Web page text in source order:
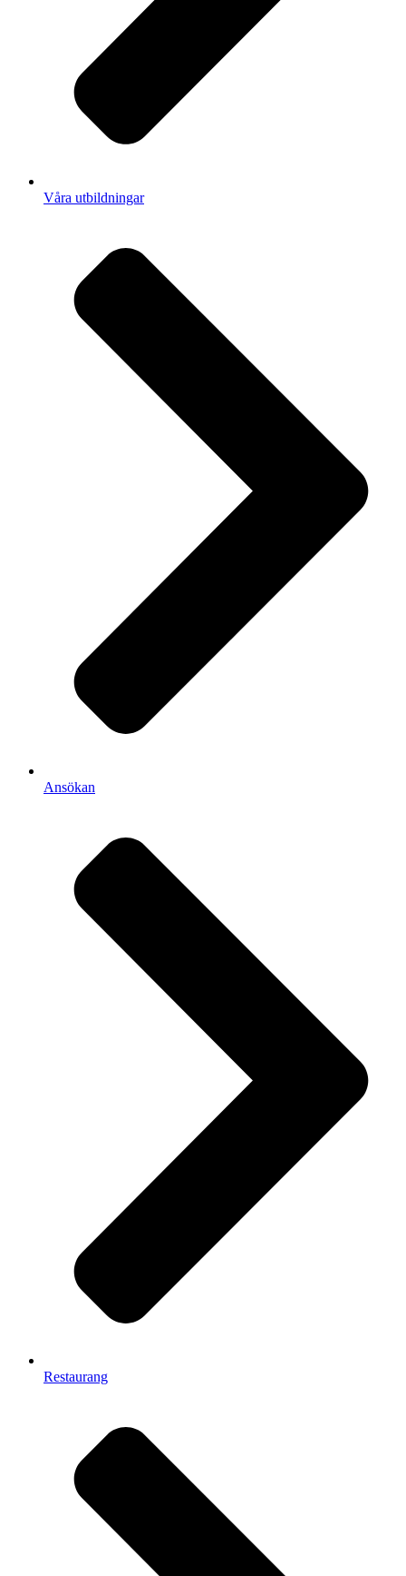
Våra utbildningar
Ansökan
Restaurang